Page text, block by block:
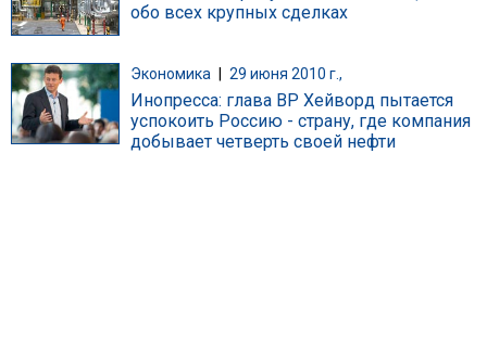
обо всех крупных сделках
Экономика 29 июня 2010 г.,
Инопресса: глава ВР Хейворд пытается
успокоить Россию - страну, где компания
добывает четверть своей нефти